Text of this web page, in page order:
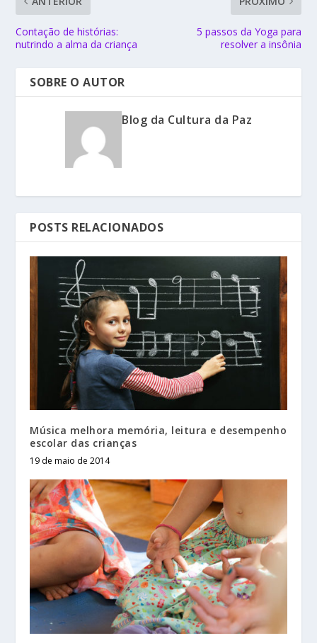
Contação de histórias:
nutrindo a alma da criança
5 passos da Yoga para
resolver a insônia
SOBRE O AUTOR
Blog da Cultura da Paz
POSTS RELACIONADOS
Música melhora memória, leitura e desempenho
escolar das crianças
19 de maio de 2014